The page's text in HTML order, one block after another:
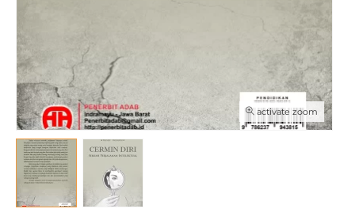
activate zoom